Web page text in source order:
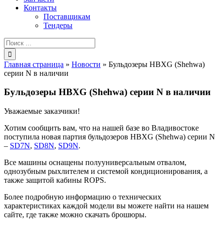
Контакты
Поставщикам
Тендеры
Результат
поиска:
Главная страница » Новости » Бульдозеры HBXG (Shehwa)
серии N в наличии
Бульдозеры HBXG (Shehwa) серии N в наличии
Уважаемые заказчики!
Хотим сообщить вам, что на нашей базе во Владивостоке
поступила новая партия бульдозеров HBXG (Shehwa) серии N
– SD7N, SD8N, SD9N.
Все машины оснащены полууниверсальным отвалом,
однозубным рыхлителем и системой кондиционирования, а
также защитой кабины ROPS.
Более подробную информацию о технических
характеристиках каждой модели вы можете найти на нашем
сайте, где также можно скачать брошюры.